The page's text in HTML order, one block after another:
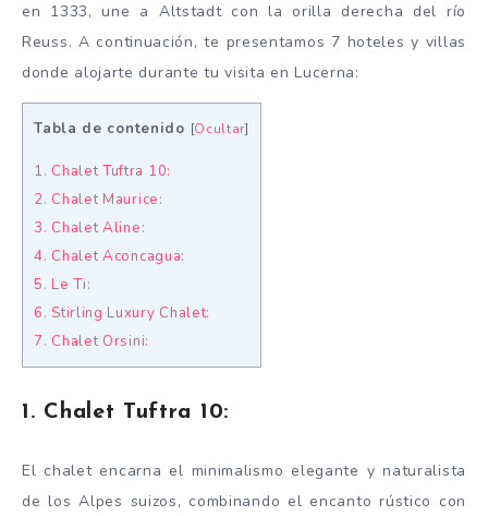
en 1333, une a Altstadt con la orilla derecha del río
Reuss. A continuación, te presentamos 7 hoteles y villas
donde alojarte durante tu visita en Lucerna:
Tabla de contenido [Ocultar]
1. Chalet Tuftra 10:
2. Chalet Maurice:
3. Chalet Aline:
4. Chalet Aconcagua:
5. Le Ti:
6. Stirling Luxury Chalet:
7. Chalet Orsini:
1. Chalet Tuftra 10:
El chalet encarna el minimalismo elegante y naturalista
de los Alpes suizos, combinando el encanto rústico con